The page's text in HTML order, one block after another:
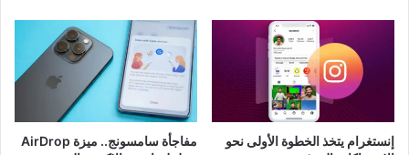
إنستغرام يتخذ الخطوة الأولى نحو
مفاجأة سامسونج.. ميزة AirDrop